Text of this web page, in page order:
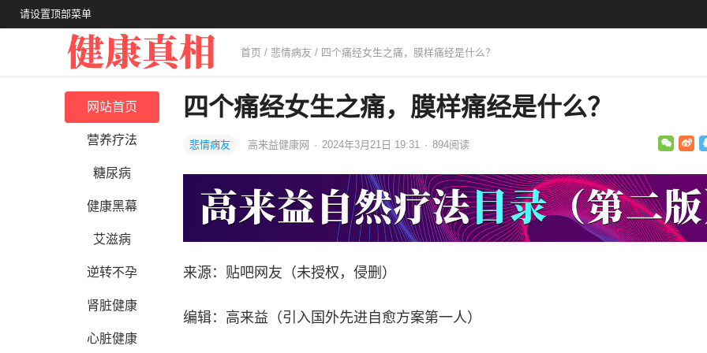
请设置顶部菜单
首页 / 悲情病友 / 四个痛经女生之痛，膜样痛经是什么？
网站首页
营养疗法
糖尿病
健康黑幕
艾滋病
逆转不孕
肾脏健康
心脏健康
四个痛经女生之痛，膜样痛经是什么？
悲情病友 高来益健康网 · 2024年3月21日 19:31 · 894阅读
来源：贴吧网友（未授权，侵删）
编辑：高来益（引入国外先进自愈方案第一人）